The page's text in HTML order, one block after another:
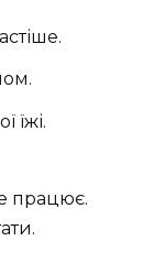
їжі.
працює.